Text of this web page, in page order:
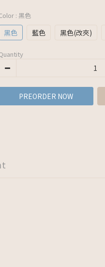
: 黑色
黑色 藍色 黑色(改夾)
PREORDER NOW